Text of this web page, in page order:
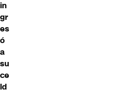
in
gr
es
ó
a
su
ce
ld